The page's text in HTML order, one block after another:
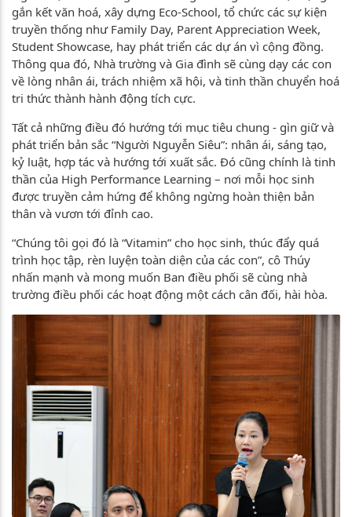
gắn kết văn hoá, xây dựng Eco-School, tổ chức các sự kiện
truyền thống như Family Day, Parent Appreciation Week,
Student Showcase, hay phát triển các dự án vì cộng đồng.
Thông qua đó, Nhà trường và Gia đình sẽ cùng dạy các con
về lòng nhân ái, trách nhiệm xã hội, và tinh thần chuyển hoá
tri thức thành hành động tích cực.
Tất cả những điều đó hướng tới mục tiêu chung - gìn giữ và
phát triển bản sắc “Người Nguyễn Siêu”: nhân ái, sáng tạo,
kỷ luật, hợp tác và hướng tới xuất sắc. Đó cũng chính là tinh
thần của High Performance Learning – nơi mỗi học sinh
được truyền cảm hứng để không ngừng hoàn thiện bản
thân và vươn tới đỉnh cao.
“Chúng tôi gọi đó là “Vitamin” cho học sinh, thúc đẩy quá
trình học tập, rèn luyện toàn diện của các con”, cô Thúy
nhấn mạnh và mong muốn Ban điều phối sẽ cùng nhà
trường điều phối các hoạt động một cách cân đối, hài hòa.